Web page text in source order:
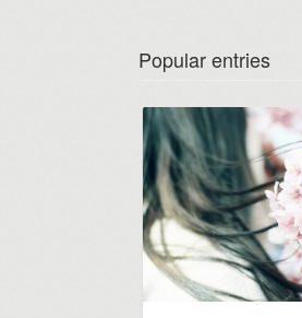
Popular entries